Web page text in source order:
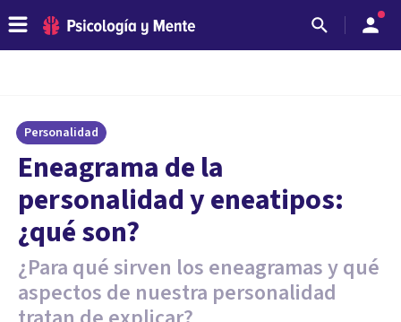
Personalidad
​Eneagrama de la
personalidad y eneatipos:
¿qué son?
¿Para qué sirven los eneagramas y qué
aspectos de nuestra personalidad